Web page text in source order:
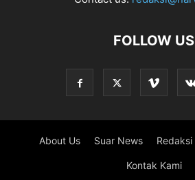
FOLLOW US
About Us Suar News Redaksi
Kontak Kami